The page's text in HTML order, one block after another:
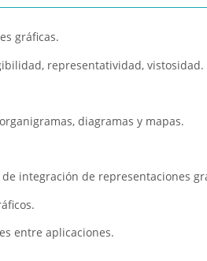
gráficas.
representatividad, vistosidad.
diagramas y mapas.
integración de representaciones
entre aplicaciones.